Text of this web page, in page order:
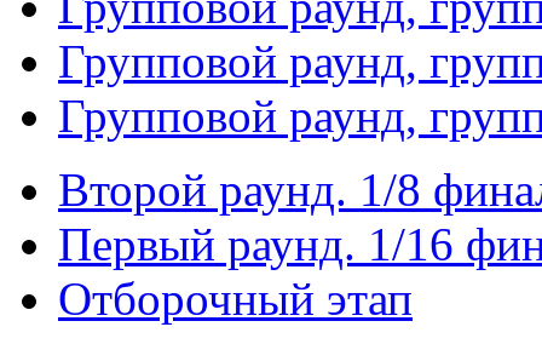
Групповой раунд,
Групповой раунд,
Второй раунд. 1/8
Первый раунд. 1/16
Отборочный этап